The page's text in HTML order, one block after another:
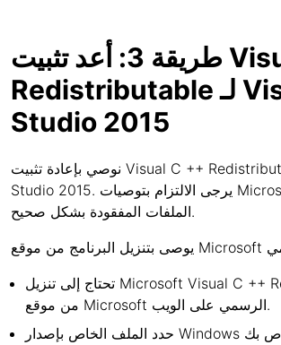
طريقة 3: أعد تثبيت Visual C ++
Redistributable لـ Visual
Studio 2015
نوصي بإعادة تثبيت Visual C ++ Redistributable لـ Visual
Studio 2015. يرجى الالتزام بتوصيات Microsoft لتثبيت
الملفات المفقودة بشكل صحيح.
تحتاج إلى تنزيل Microsoft Visual C ++ Redistributable
من موقع Microsoft الرسمي على الويب.
حدد الملف الخاص بإصدار Windows الخاص بك: